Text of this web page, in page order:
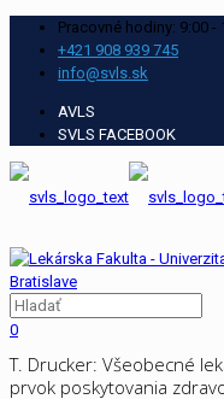
Pracovné hodiny: 9:00 -
+421 908 939 745
info@svls.sk
AVLS
SVLS FACEBOOK
0
T. Drucker: Všeobecné
prvok poskytovania